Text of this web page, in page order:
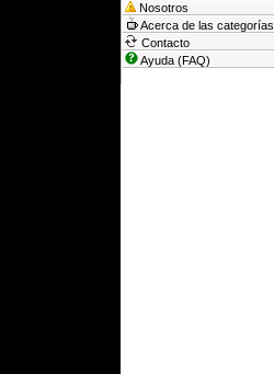
Nosotros
Acerca de las categorías
Contacto
Ayuda (FAQ)